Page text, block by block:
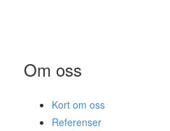
Om oss
Kort om oss
Referenser